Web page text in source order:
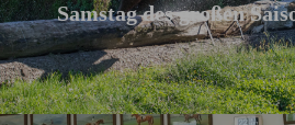
Samstag des großen